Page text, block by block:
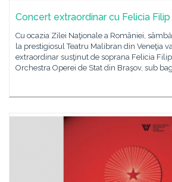
Concert extraordinar cu Felicia
Cu ocazia Zilei Naţionale a României,
la prestigiosul Teatru Malibran din Veneţia
extraordinar susţinut de soprana Felicia
Orchestra Operei de Stat din Braşov, sub